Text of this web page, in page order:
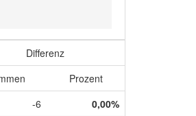
Differenz
Prozent
-6
0,00%